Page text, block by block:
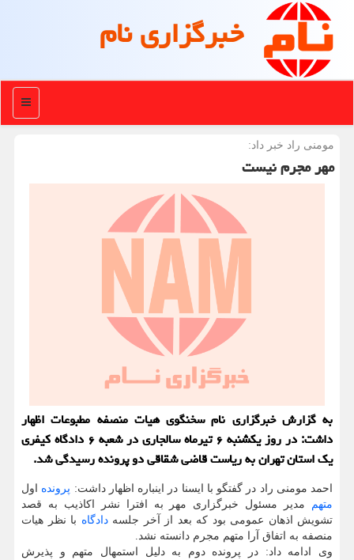
خبرگزاری نام
منو
مومنی راد خبر داد:
مهر مجرم نیست
به گزارش خبرگزاری نام سخنگوی هیات منصفه مطبوعات اظهار
داشت: در روز یکشنبه ۶ تیرماه سالجاری در شعبه ۶ دادگاه کیفری
یک استان تهران به ریاست قاضی شقاقی دو پرونده رسیدگی شد.
احمد مومنی راد در گفتگو با ایسنا در اینباره اظهار داشت: پرونده اول
متهم
مدیر مسئول خبرگزاری مهر به افترا نشر اکاذیب به قصد
تشویش اذهان عمومی بود که بعد از آخر جلسهدادگاه با نظر هیات
منصفه به اتفاق آرا متهم مجرم دانسته نشد.
وی ادامه داد: در پرونده دوم به دلیل استمهال متهم و پذیرش